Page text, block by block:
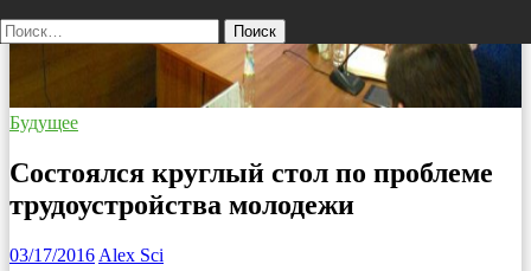
Найти:
Будущее
Состоялся круглый стол по проблеме
трудоустройства молодежи
03/17/2016 Alex Sci